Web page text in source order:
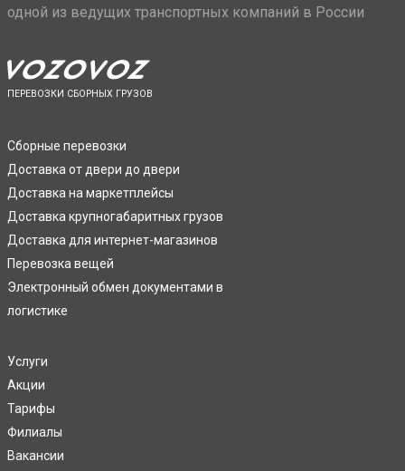
одной из ведущих транспортных компаний в России
ПЕРЕВОЗКИ СБОРНЫХ ГРУЗОВ
Сборные перевозки
Доставка от двери до двери
Доставка на маркетплейсы
Доставка крупногабаритных грузов
Доставка для интернет-магазинов
Перевозка вещей
Электронный обмен документами в
логистике
Услуги
Акции
Тарифы
Филиалы
Вакансии